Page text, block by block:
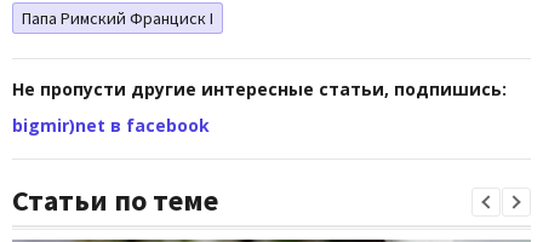
Папа Римский Франциск I
Не пропусти другие интересные статьи, подпишись:
bigmir)net в facebook
Статьи по теме